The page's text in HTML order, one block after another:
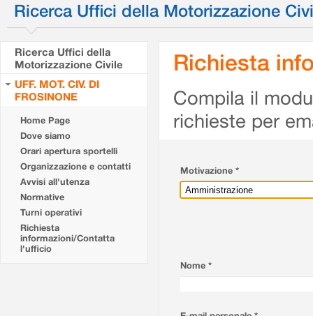
Ricerca Uffici della Motorizzazione
Ricerca Uffici della
Motorizzazione Civile
UFF. MOT. CIV. DI
FROSINONE
Home Page
Dove siamo
Orari apertura sportelli
Organizzazione e contatti
Avvisi all'utenza
Normative
Turni operativi
Richiesta
informazioni/Contatta
l'ufficio
Richiesta
Compila il
richieste per
Motivazione *
Nome *